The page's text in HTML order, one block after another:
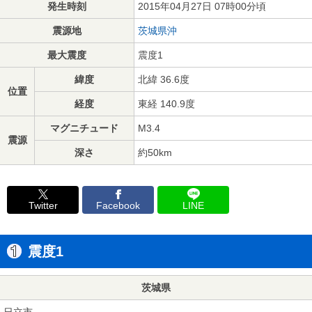
発生時刻 2015年04月27日 07時00分頃
震源地 茨城県沖
最大震度 震度1
位置
緯度 北緯 36.6度
経度 東経 140.9度
震源
マグニチュード M3.4
深さ 約50km
Twitter Facebook LINE
震度1
茨城県